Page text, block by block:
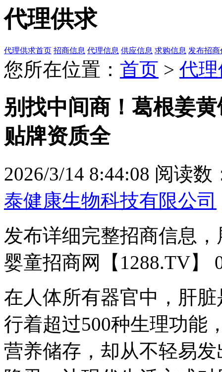
代理供求
代理供求首页 招商信息 代理信息 供应信息 求购信息 发布招
您所在位置： 首页 > 代
别找中间商！葛根姜
贴牌资质全
2026/3/14 8:44:08 阅读数
泰健康生物科技有限公司
发布详细完整招商信息
婴童招商网【1288.TV】
在人体所有器官中，肝
行着超过500种生理功能
营养储存，却从不轻易